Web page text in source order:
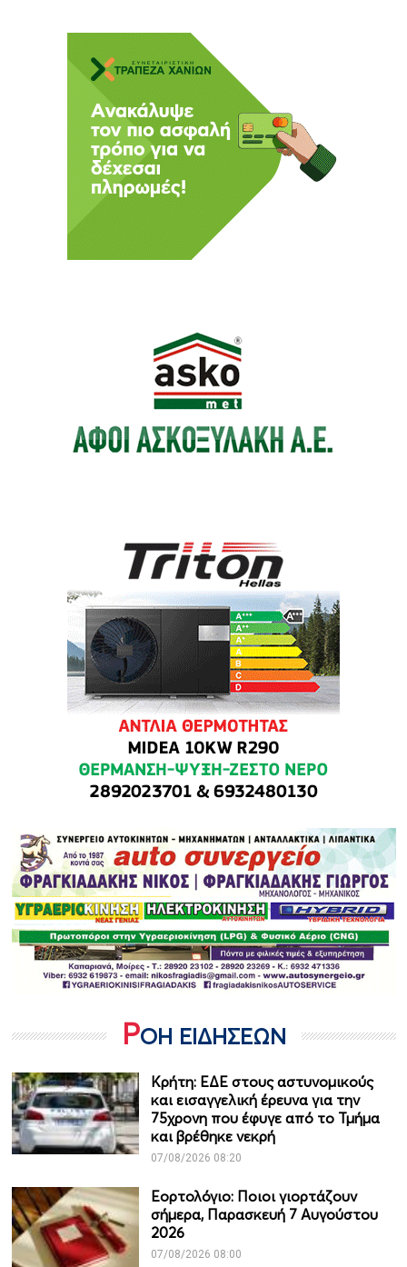
ΡΟΗ ΕΙΔΗΣΕΩΝ
Κρήτη: ΕΔΕ στους αστυνομικούς
και εισαγγελική έρευνα για την
75χρονη που έφυγε από το Τμήμα
και βρέθηκε νεκρή
07/08/2026 08:20
Εορτολόγιο: Ποιοι γιορτάζουν
σήμερα, Παρασκευή 7 Αυγούστου
2026
07/08/2026 08:00